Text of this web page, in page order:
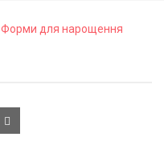
Форми для нарощення